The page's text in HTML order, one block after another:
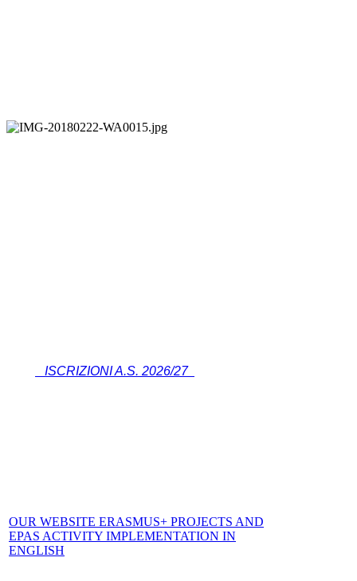
ISCRIZIONI A.S. 2026/27
OUR WEBSITE ERASMUS+ PROJECTS AND
EPAS ACTIVITY IMPLEMENTATION IN
ENGLISH